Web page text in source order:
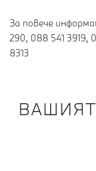
За повече
290, 088 541 3919,
8313
ВАШИЯТ